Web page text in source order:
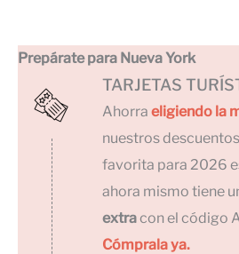
Prepárate para Nueva York
TARJETAS
Ahorra eligiendo la
nuestros
favorita para 2026
ahora mismo tiene
extracon el código
Cómprala ya.